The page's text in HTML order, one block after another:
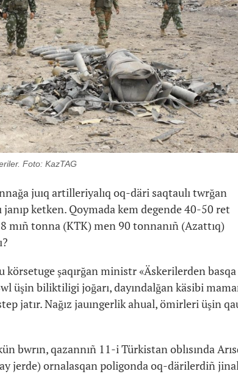
Foto: KazTAG
juıq artilleriyalıq oq-däri saqtaulı twrğan
janıp ketken. Qoymada kem degende 40-50 ret
mıñ tonna (KTK) men 90 tonnanıñ (Azattıq)
körsetuge şaqırğan ministr «Äskerilerden
üşin biliktiligi joğarı, dayındalğan käsibi
jatır. Nağız jauıngerlik ahual, ömirleri üşin
bwrın, qazannıñ 11-i Türkistan oblısında
jerde) ornalasqan poligonda oq-därilerdiñ